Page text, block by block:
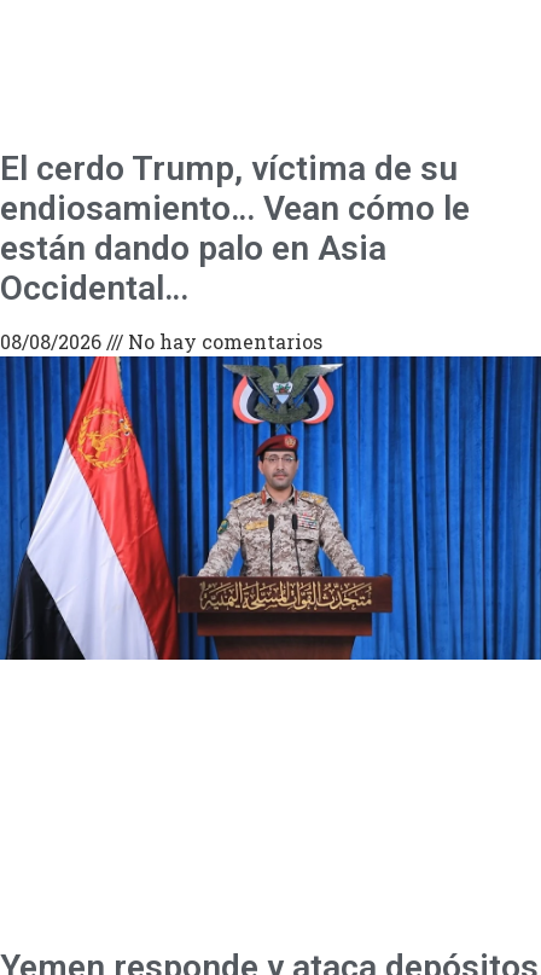
El cerdo Trump, víctima de su
endiosamiento… Vean cómo le
están dando palo en Asia
Occidental…
08/08/2026 No hay comentarios